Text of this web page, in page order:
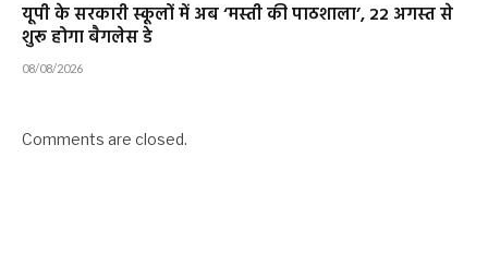
यूपी के सरकारी स्कूलों में अब ‘मस्ती की पाठशाला’, 22 अगस्त से
शुरू होगा बैगलेस डे
08/08/2026
Comments are closed.